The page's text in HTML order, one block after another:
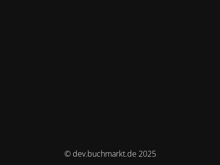
© dev.buchmarkt.de 2025